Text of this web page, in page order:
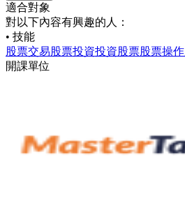
適合對象
對以下內容有興趣的人：
• 技能
股票交易股票投資投資股票股票操作
開課單位